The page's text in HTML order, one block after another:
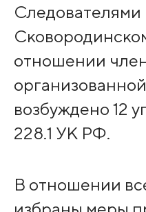
отношении
возбуждено 12
228.1 УК РФ.
В отношении